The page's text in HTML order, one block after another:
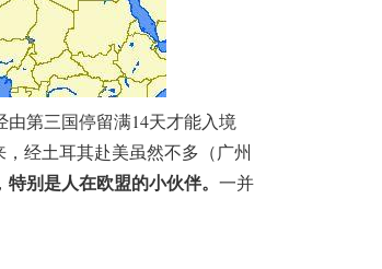
第三国停留满14天才能入境
经土耳其赴美虽然不多（广州
特别是人在欧盟的小伙伴。 一并